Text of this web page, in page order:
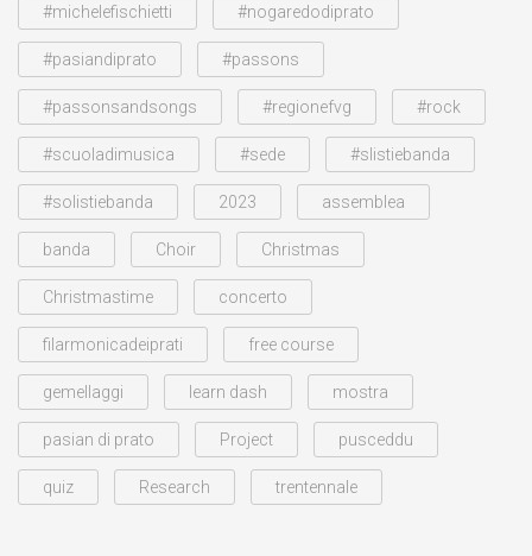
#michelefischietti #nogaredodiprato
#pasiandiprato #passons
#passonsandsongs #regionefvg #rock
#scuoladimusica #sede #slistiebanda
#solistiebanda 2023 assemblea
banda Choir Christmas
Christmastime concerto
filarmonicadeiprati free course
gemellaggi learn dash mostra
pasian di prato Project pusceddu
quiz Research trentennale